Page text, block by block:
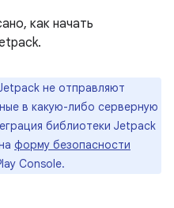
как начать
не отправляют
в какую-либо серверную
библиотеки Jetpack
форму безопасности
Console.